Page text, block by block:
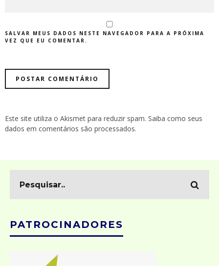
SALVAR MEUS DADOS NESTE NAVEGADOR PARA A PRÓXIMA
VEZ QUE EU COMENTAR.
Este site utiliza o Akismet para reduzir spam. Saiba como seus
dados em comentários são processados.
PATROCINADORES